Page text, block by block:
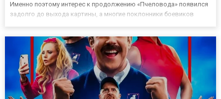
Именно поэтому интерес к продолжению «Пчеловода» появился
задолго до выхода картины, а многие поклонники боевиков
зрелищными экше...